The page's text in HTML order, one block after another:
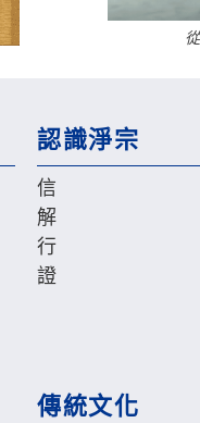
認識淨宗
信
解
行
證
傳統文化